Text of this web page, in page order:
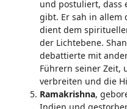
und postuliert, dass
gibt. Er sah in allem
dient dem
der Lichtebene.
debattierte mit
Führern seiner Zeit,
verbreiten und die
Ramakrishna,
Indien und